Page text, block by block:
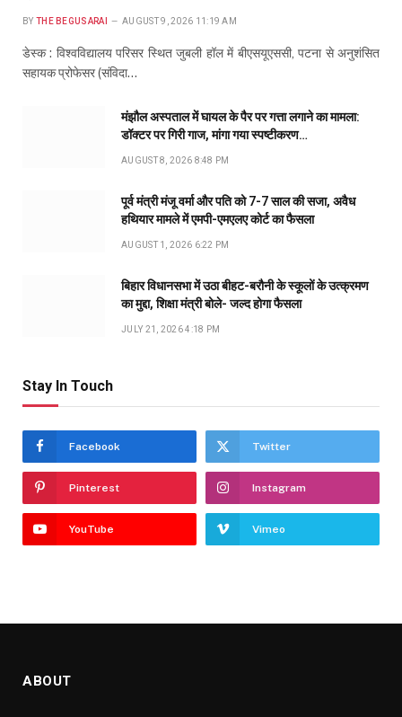
BY THE BEGUSARAI AUGUST 9, 2026 11:19 AM
डेस्क : विश्वविद्यालय परिसर स्थित जुबली हॉल में बीएसयूएससी, पटना से अनुशंसित
सहायक प्रोफेसर (संविदा…
मंझौल अस्पताल में घायल के पैर पर गत्ता लगाने का मामला:
डॉक्टर पर गिरी गाज, मांगा गया स्पष्टीकरण…
AUGUST 8, 2026 8:48 PM
पूर्व मंत्री मंजू वर्मा और पति को 7-7 साल की सजा, अवैध
हथियार मामले में एमपी-एमएलए कोर्ट का फैसला
AUGUST 1, 2026 6:22 PM
बिहार विधानसभा में उठा बीहट-बरौनी के स्कूलों के उत्क्रमण
का मुद्दा, शिक्षा मंत्री बोले- जल्द होगा फैसला
JULY 21, 2026 4:18 PM
Stay In Touch
Facebook Twitter
Pinterest Instagram
YouTube Vimeo
ABOUT